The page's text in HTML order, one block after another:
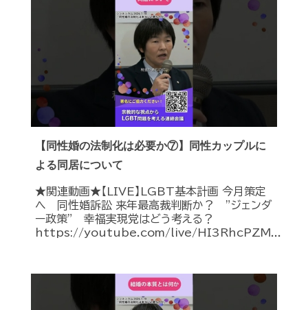
【同性婚の法制化は必要か⑦】同性カップルに
よる同居について
★関連動画★【LIVE】LGBT基本計画 今月策定
へ 同性婚訴訟 来年最高裁判断か？ ”ジェンダ
ー政策” 幸福実現党はどう考える？
https://youtube.com/live/HI3RhcPZM...